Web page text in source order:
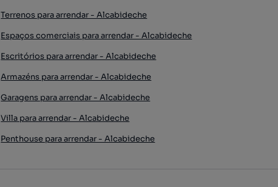
Terrenos para arrendar - Alcabideche
Espaços comerciais para arrendar - Alcabideche
Escritórios para arrendar - Alcabideche
Armazéns para arrendar - Alcabideche
Garagens para arrendar - Alcabideche
Villa para arrendar - Alcabideche
Penthouse para arrendar - Alcabideche